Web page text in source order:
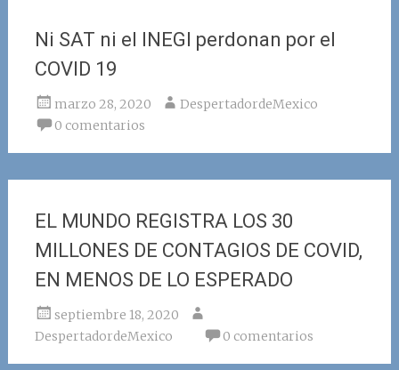
Ni SAT ni el INEGI perdonan por el
COVID 19
marzo 28, 2020
DespertadordeMexico
0 comentarios
EL MUNDO REGISTRA LOS 30
MILLONES DE CONTAGIOS DE COVID,
EN MENOS DE LO ESPERADO
septiembre 18, 2020
DespertadordeMexico
0 comentarios